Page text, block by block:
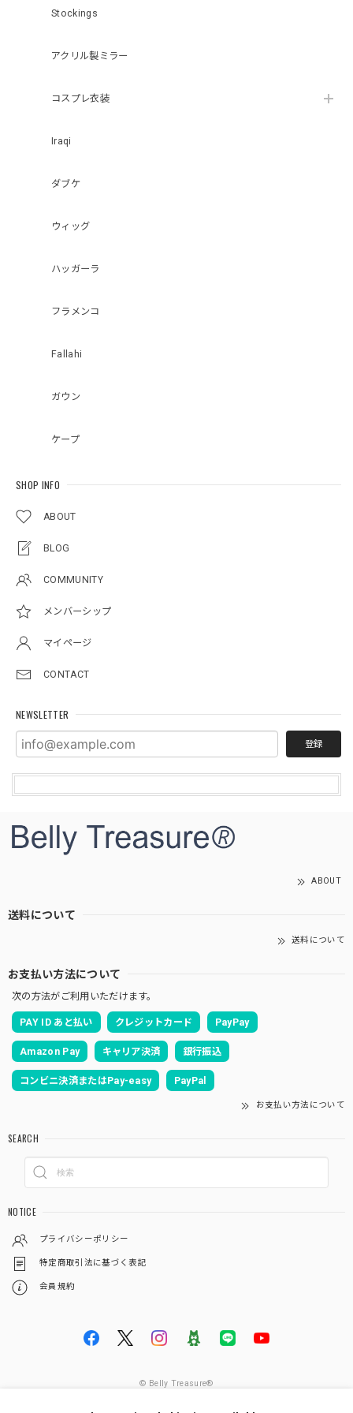
Stockings
アクリル製ミラー
コスプレ衣装
Iraqi
ダブケ
ウィッグ
ハッガーラ
フラメンコ
Fallahi
ガウン
ケープ
SHOP INFO
ABOUT
BLOG
COMMUNITY
メンバーシップ
マイページ
CONTACT
NEWSLETTER
登録
ABOUT
送料について
送料について
お支払い方法について
次の方法がご利用いただけます。
PAY ID あと払い クレジットカード PayPay
Amazon Pay キャリア決済 銀行振込
コンビニ決済またはPay-easy PayPal
お支払い方法について
SEARCH
NOTICE
プライバシーポリシー
特定商取引法に基づく表記
会員規約
© Belly Treasure®︎